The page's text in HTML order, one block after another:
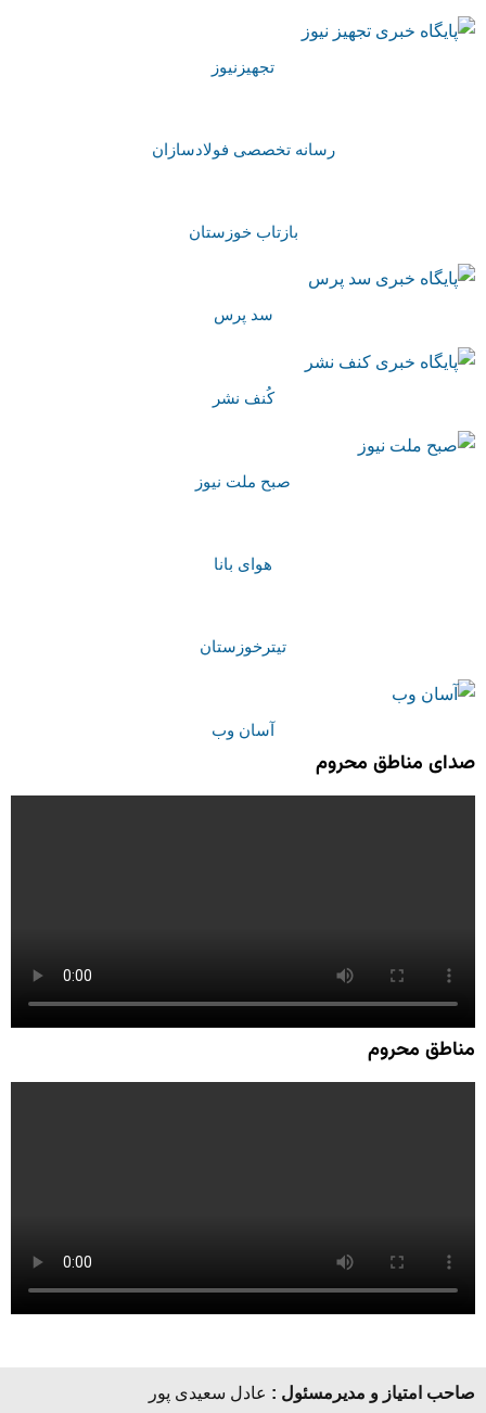
تجهیزنیوز
رسانه تخصصی فولادسازان
بازتاب خوزستان
سد پرس
کُنف نشر
صبح ملت نیوز
هوای بانا
تیترخوزستان
آسان وب
صدای مناطق محروم
مناطق محروم
صاحب امتیاز و مدیرمسئول : عادل سعیدی پور